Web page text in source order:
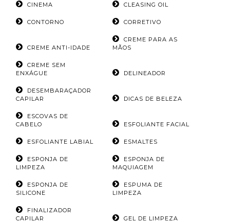
CINEMA CLEASING OIL
CONTORNO CORRETIVO
CREME ANTI-IDADE
CREME PARA AS
MÃOS
CREME SEM
ENXÁGUE
DELINEADOR
DESEMBARAÇADOR
CAPILAR
DICAS DE BELEZA
ESCOVAS DE
CABELO
ESFOLIANTE FACIAL
ESFOLIANTE LABIAL ESMALTES
ESPONJA DE
LIMPEZA
ESPONJA DE
MAQUIAGEM
ESPONJA DE
SILICONE
ESPUMA DE
LIMPEZA
FINALIZADOR
CAPILAR
GEL DE LIMPEZA